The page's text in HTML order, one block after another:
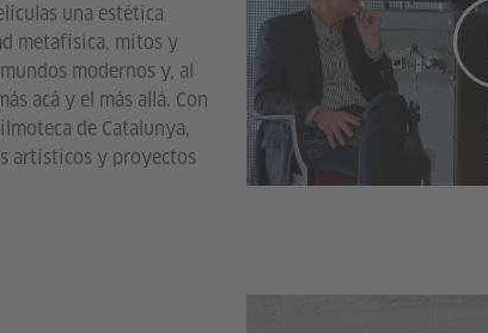
una estética
metafísica, mitos y
modernos y, al
acá y el más allá. Con
de Catalunya,
artísticos y proyectos